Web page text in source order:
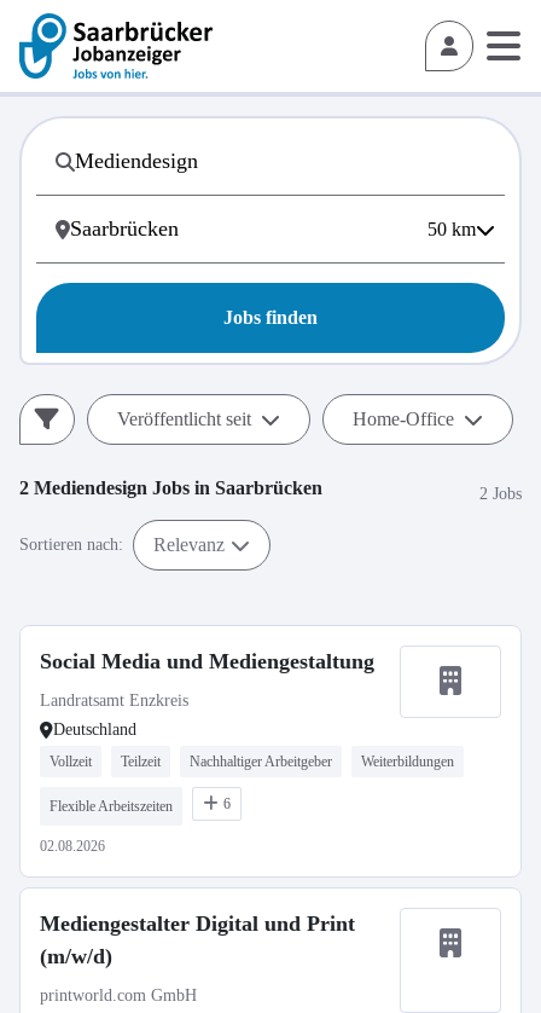
50 km
Jobs finden
Veröffentlicht seit Home-Office
2 Mediendesign Jobs in Saarbrücken 2 Jobs
Sortieren nach: Relevanz
Social Media und Mediengestaltung
Landratsamt Enzkreis
Deutschland
Vollzeit Teilzeit Nachhaltiger Arbeitgeber Weiterbildungen
Flexible Arbeitszeiten 6
02.08.2026
Mediengestalter Digital und Print
(m/w/d)
printworld.com GmbH